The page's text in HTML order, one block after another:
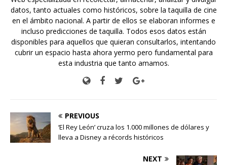
datos, tanto actuales como históricos, sobre la taquilla de cine
en el ámbito nacional. A partir de ellos se elaboran informes e
incluso predicciones de taquilla. Todos esos datos están
disponibles para aquellos que quieran consultarlos, intentando
cubrir un espacio hasta ahora yermo pero fundamental para
esta industria que tanto amamos.
PREVIOUS
‘El Rey León’ cruza los 1.000 millones de dólares y
lleva a Disney a récords históricos
NEXT